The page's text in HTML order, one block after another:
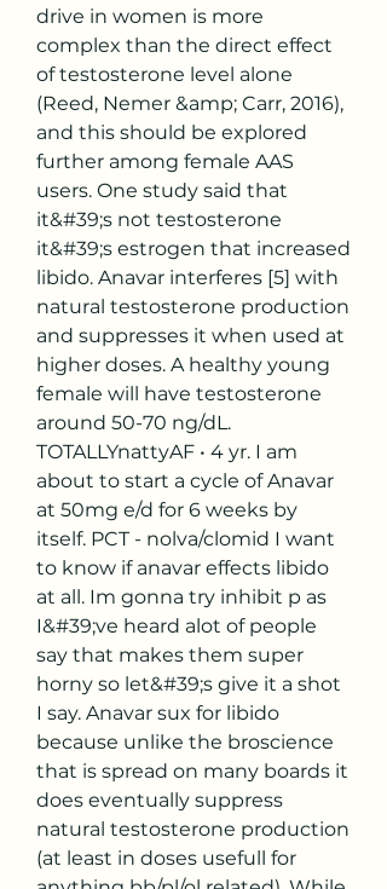
drive in women is more
complex than the direct effect
of testosterone level alone
(Reed, Nemer &amp; Carr, 2016),
and this should be explored
further among female AAS
users. One study said that
it&#39;s not testosterone
it&#39;s estrogen that increased
libido. Anavar interferes [5] with
natural testosterone production
and suppresses it when used at
higher doses. A healthy young
female will have testosterone
around 50-70 ng/dL.
TOTALLYnattyAF • 4 yr. I am
about to start a cycle of Anavar
at 50mg e/d for 6 weeks by
itself. PCT - nolva/clomid I want
to know if anavar effects libido
at all. Im gonna try inhibit p as
I&#39;ve heard alot of people
say that makes them super
horny so let&#39;s give it a shot
I say. Anavar sux for libido
because unlike the broscience
that is spread on many boards it
does eventually suppress
natural testosterone production
(at least in doses usefull for